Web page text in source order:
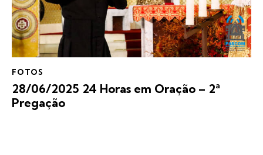
FOTOS
28/06/2025 24 Horas em Oração – 2ª
Pregação